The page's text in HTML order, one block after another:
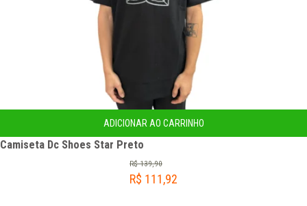
ADICIONAR AO CARRINHO
Camiseta Dc Shoes Star Preto
R$ 139,90
R$ 111,92